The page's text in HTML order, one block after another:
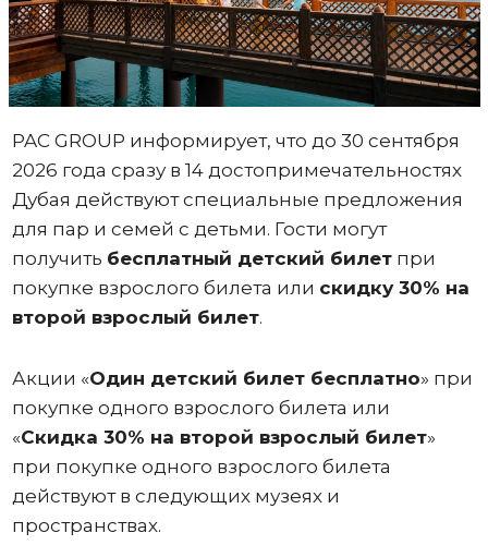
PAC GROUP информирует, что до 30 сентября
2026 года сразу в 14 достопримечательностях
Дубая действуют специальные предложения
для пар и семей с детьми. Гости могут
получить бесплатный детский билетпри
покупке взрослого билета или скидку 30% на
второй взрослый билет.
Акции «Один детский билет бесплатно» при
покупке одного взрослого билета или
«Скидка 30% на второй взрослый билет»
при покупке одного взрослого билета
действуют в следующих музеях и
пространствах.